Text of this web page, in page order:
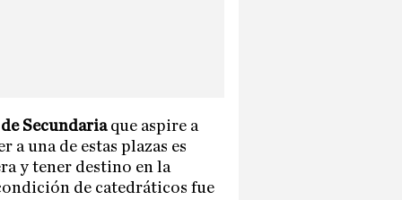
Secundariaque aspire a
una de estas plazas es
y tener destino en la
de catedráticos fue